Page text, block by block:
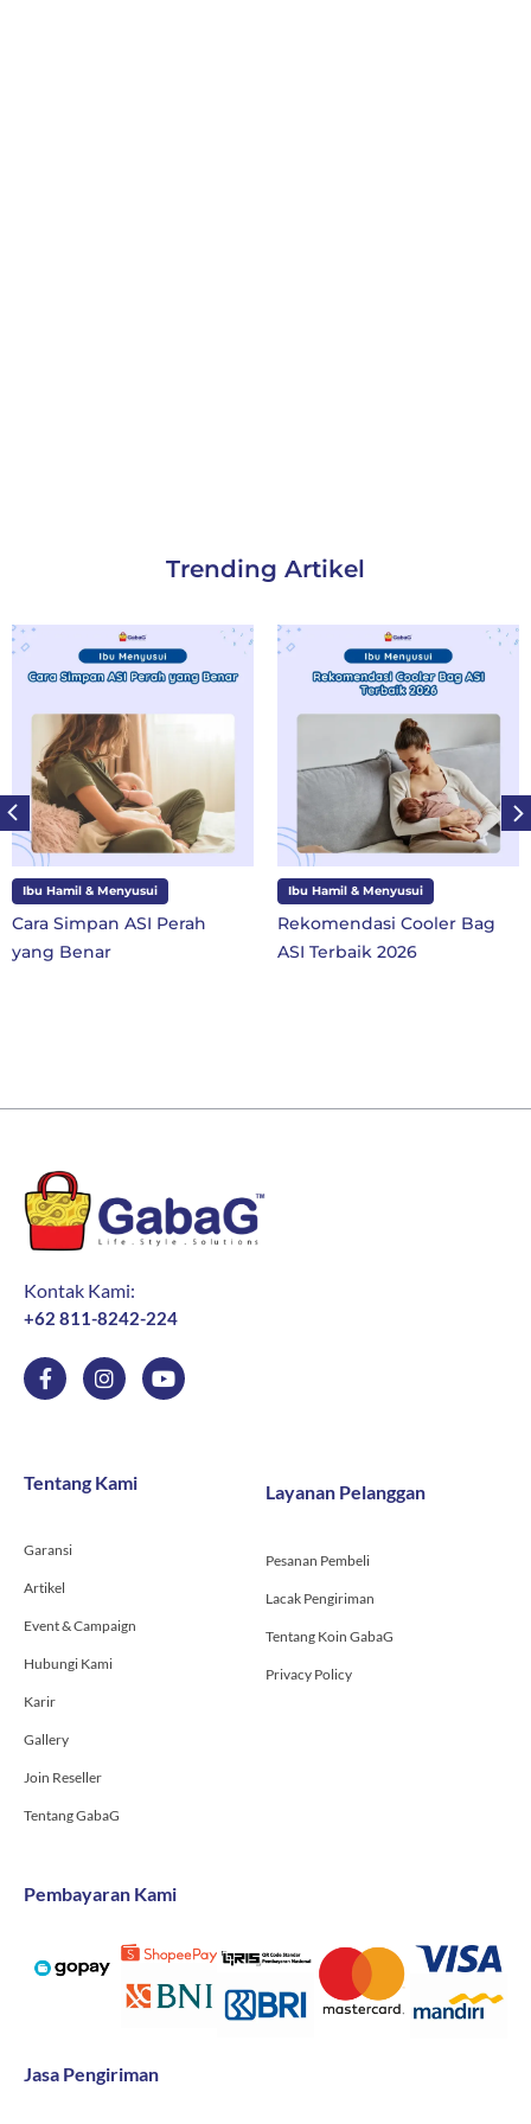
Trending Artikel
Ibu Hamil & Menyusui
Rekomendasi Cooler Bag
ASI Terbaik 2026
Ibu dan Anak
10 Perlengkapan
SD Kelas 1 di Tahun
Kontak Kami:
+62 811-8242-224
F
a
o
o
f
I
n
g
r
Y
o
Tentang Kami
Garansi
Artikel
Event & Campaign
Hubungi Kami
Karir
Gallery
Join Reseller
Tentang GabaG
Layanan Pelanggan
Pesanan Pembeli
Lacak Pengiriman
Tentang Koin GabaG
Privacy Policy
Pembayaran Kami
Jasa Pengiriman